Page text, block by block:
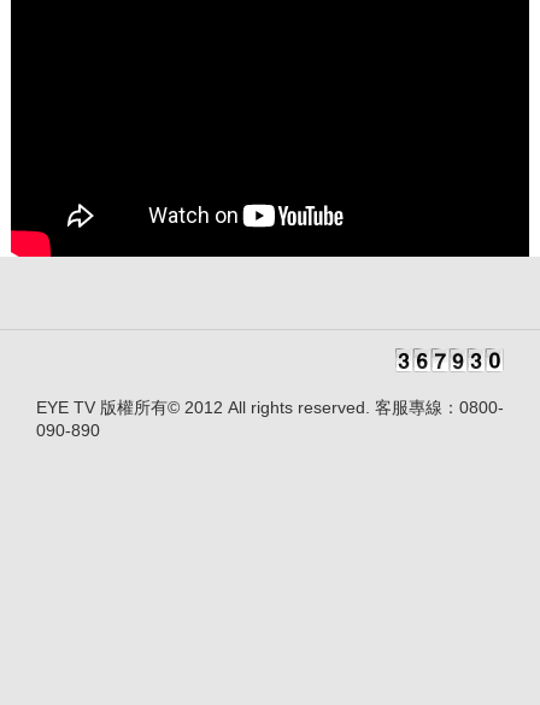
EYE TV 版權所有© 2012 All rights reserved. 客服專線：0800-
090-890